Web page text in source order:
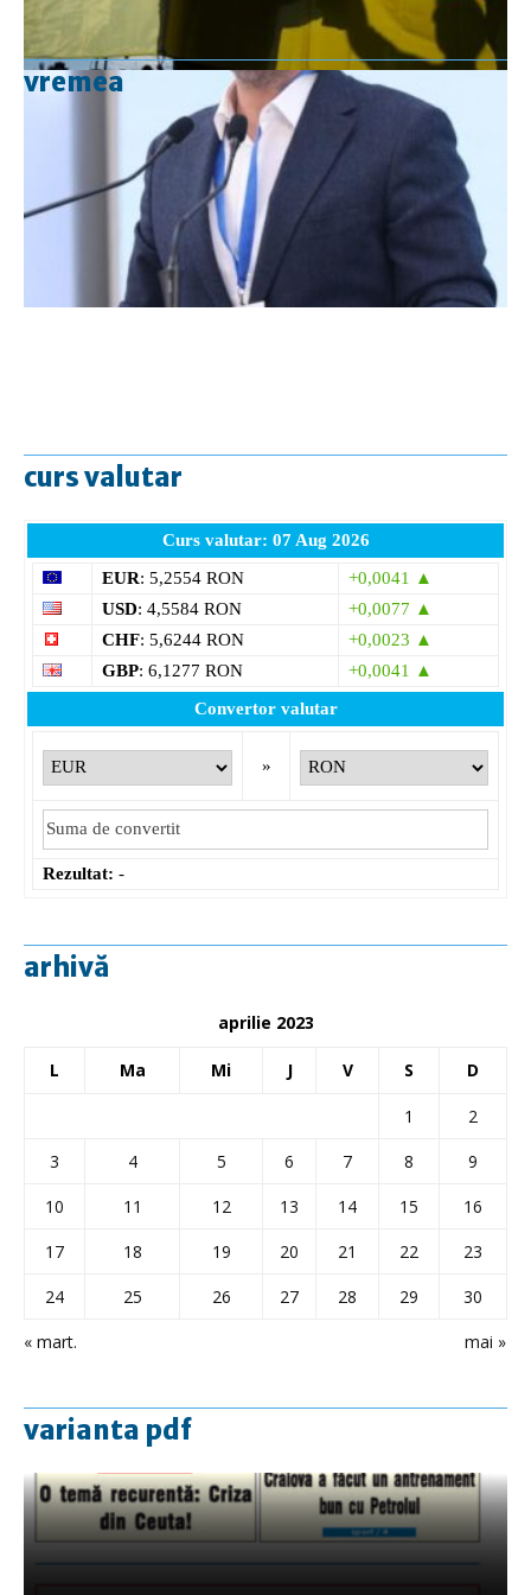
vremea
curs valutar
Curs valutar: 07 Aug 2026
EUR: 5,2554 RON
+0,0041 ▲
USD: 4,5584 RON
+0,0077 ▲
CHF: 5,6244 RON
+0,0023 ▲
GBP: 6,1277 RON
+0,0041 ▲
Convertor valutar
»
Rezultat: -
arhivă
aprilie 2023
L Ma Mi J V S D
« mart. mai »
1
2
3
4 5 6 7 8
9
10
11 12 13 14 15
16
17
18 19 20 21 22
23
24
25 26 27 28 29 30
varianta pdf